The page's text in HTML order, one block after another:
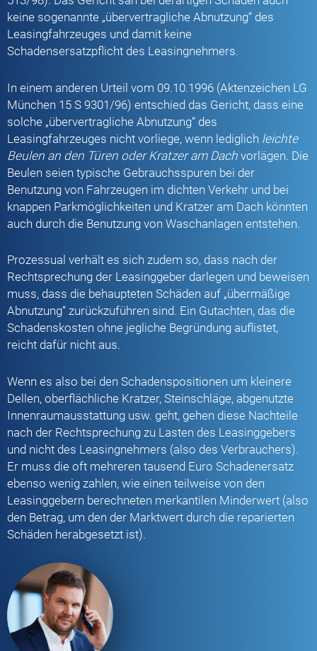
keine sogenannte „übervertragliche Abnutzung“ des
Leasingfahrzeuges und damit keine
Schadensersatzpflicht des Leasingnehmers.
In einem anderen Urteil vom 09.10.1996 (Aktenzeichen LG
München 15 S 9301/96) entschied das Gericht, dass eine
solche „übervertragliche Abnutzung“ des
Leasingfahrzeuges nicht vorliege, wenn lediglich leichte
Beulen an den Türen oder Kratzer am Dach vorlägen. Die
Beulen seien typische Gebrauchsspuren bei der
Benutzung von Fahrzeugen im dichten Verkehr und bei
knappen Parkmöglichkeiten und Kratzer am Dach könnten
auch durch die Benutzung von Waschanlagen entstehen.
Prozessual verhält es sich zudem so, dass nach der
Rechtsprechung der Leasinggeber darlegen und beweisen
muss, dass die behaupteten Schäden auf „übermäßige
Abnutzung“ zurückzuführen sind. Ein Gutachten, das die
Schadenskosten ohne jegliche Begründung auflistet,
reicht dafür nicht aus.
Wenn es also bei den Schadenspositionen um kleinere
Dellen, oberflächliche Kratzer, Steinschläge, abgenutzte
Innenraumausstattung usw. geht, gehen diese Nachteile
nach der Rechtsprechung zu Lasten des Leasinggebers
und nicht des Leasingnehmers (also des Verbrauchers).
Er muss die oft mehreren tausend Euro Schadenersatz
ebenso wenig zahlen, wie einen teilweise von den
Leasinggebern berechneten merkantilen Minderwert (also
den Betrag, um den der Marktwert durch die reparierten
Schäden herabgesetzt ist).